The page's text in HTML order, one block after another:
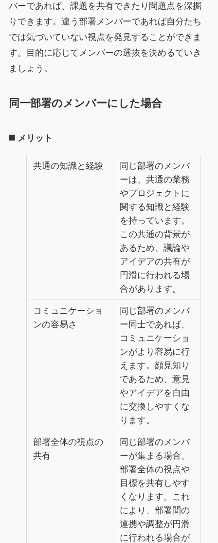
バーであれば、課題を共有できたり問題点を深掘
りできます。違う部署メンバーであれば自分たち
では気づいていない視点を発見することができま
す。目的に応じてメンバーの選抜を決めるていき
ましょう。
同一部署のメンバーにした場合
◼️ メリット
共通の知識と経験
同じ部署のメンバ
ーは、共通の業務
やプロジェクトに
関する知識と経験
を持っています。
この共通の背景が
あるため、議論や
アイデアの共有が
円滑に行われる場
合があります。
コミュニケーショ
ンの容易さ
同じ部署のメンバ
ー同士であれば、
コミュニケーショ
ンがより容易に行
えます。顔見知り
であるため、意見
やアイデアを自由
に交換しやすくな
ります。
部署全体の視点の
共有
同じ部署のメンバ
ーが集まる場合、
部署全体の視点や
目標を共有しやす
くなります。これ
により、部署間の
連携や調整が円滑
に行われる場合が